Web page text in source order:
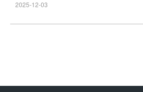
裁判離婚三種類型。本文將詳細比較這3
2025-12-03